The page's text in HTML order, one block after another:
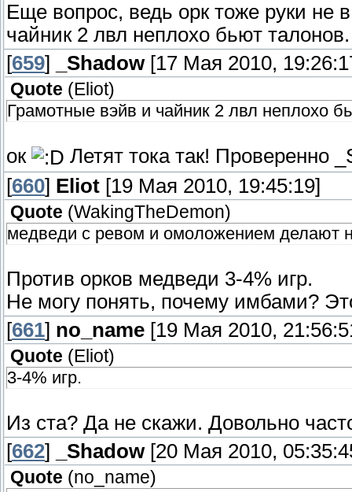
Еще вопрос, ведь орк тоже руки не
чайник 2 лвл неплохо бьют талонов.
[659] _Shadow[17 Мая 2010,
Quote ( Eliot)
Грамотные вэйв и чайник 2 лвл неплохо
ок
Летят тока так! Проверенно
[660] Eliot [19 Мая 2010, 19:45:19]
Quote (WakingTheDemon)
медведи с ревом и омоложением делают
Против орков медведи 3-4% игр.
Не могу понять, почему имбами?
[661] no_name [19 Мая 2010,
Quote ( Eliot)
3-4% игр.
Из ста? Да не скажи. Довольно
[662] _Shadow[20 Мая 2010,
Quote (no_name)